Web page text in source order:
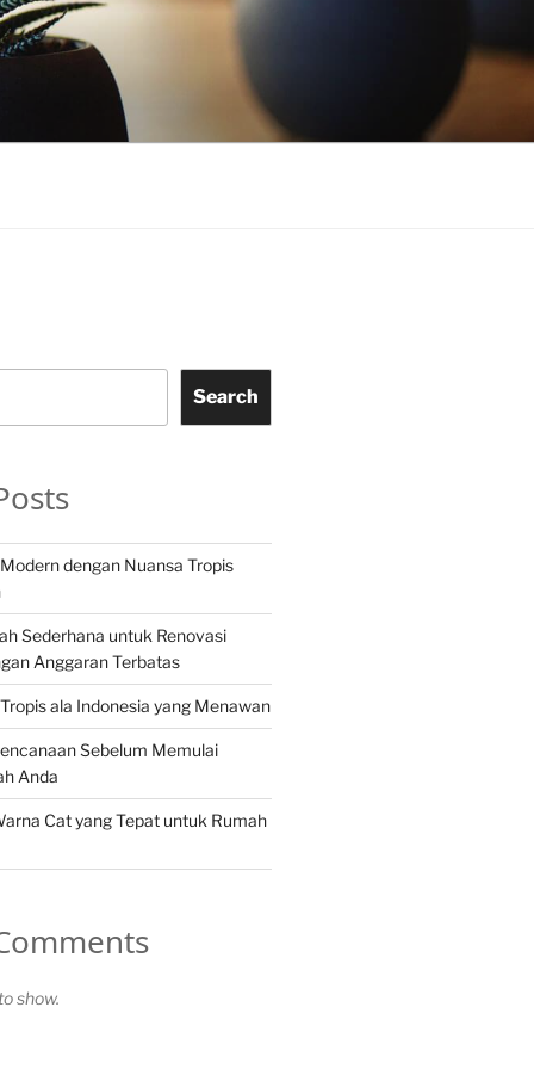
Search
dengan Nuansa Tropis
Sederhana untuk Renovasi
Anggaran Terbatas
ala Indonesia yang Menawan
Sebelum Memulai
Anda
Cat yang Tepat untuk Rumah
show.